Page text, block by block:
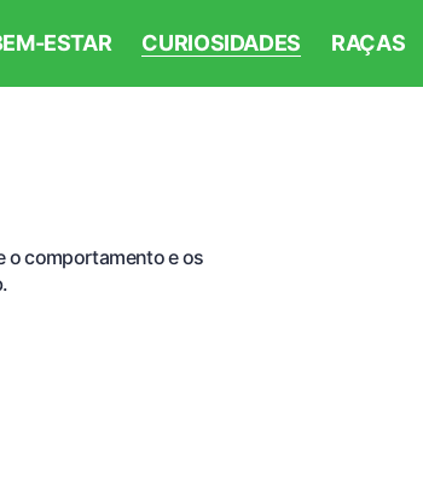
ESTAR CURIOSIDADES RAÇAS
o comportamento e os